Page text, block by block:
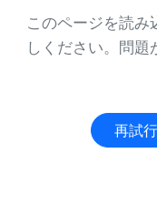
このページを読
しください。問
再試行